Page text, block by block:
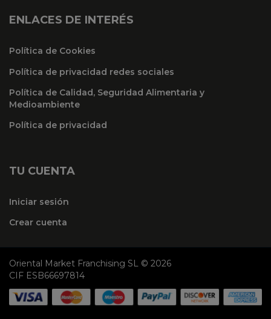
ENLACES DE INTERÉS
Política de Cookies
Política de privacidad redes sociales
Política de Calidad, Seguridad Alimentaria y
Medioambiente
Política de privacidad
TU CUENTA
Iniciar sesión
Crear cuenta
Oriental Market Franchising SL © 2026
CIF ESB66697814